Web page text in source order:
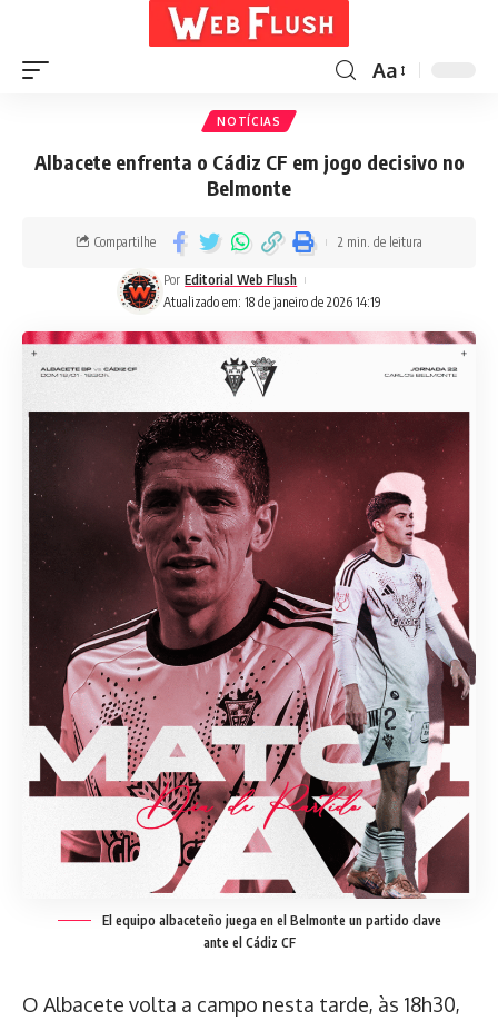
Aa
NOTÍCIAS
Albacete enfrenta o Cádiz CF em jogo decisivo no
Belmonte
Atualizado em: 18 de janeiro de 2026 14:19
Por Editorial Web Flush
Compartilhe 2 min. de leitura
El equipo albaceteño juega en el Belmonte un partido clave
ante el Cádiz CF
O Albacete volta a campo nesta tarde, às 18h30,